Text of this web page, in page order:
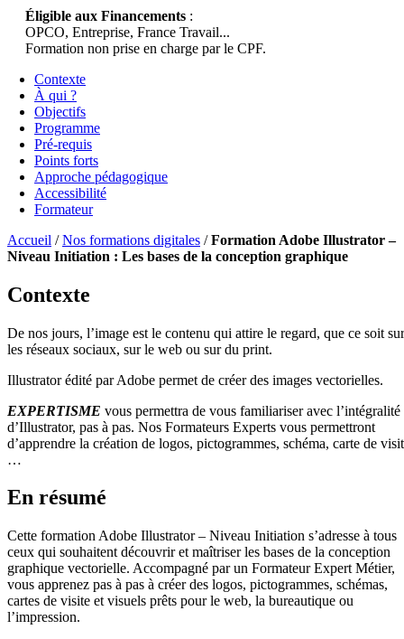
Éligible aux Financements :
OPCO, Entreprise, France Travail...
Formation non prise en charge par le CPF.
Contexte
À qui ?
Objectifs
Programme
Pré-requis
Points forts
Approche pédagogique
Accessibilité
Formateur
Accueil /Nos formations digitales /Formation Adobe Illustrator –
Niveau Initiation : Les bases de la conception graphique
Contexte
De nos jours, l’image est le contenu qui attire le regard, que ce soit sur
les réseaux sociaux, sur le web ou sur du print.
Illustrator édité par Adobe permet de créer des images vectorielles.
EXPERTISME vous permettra de vous familiariser avec l’intégralité
d’Illustrator, pas à pas. Nos Formateurs Experts vous permettront
d’apprendre la création de logos, pictogrammes, schéma, carte de
…
En résumé
Cette formation Adobe Illustrator – Niveau Initiation s’adresse à tous
ceux qui souhaitent découvrir et maîtriser les bases de la conception
graphique vectorielle. Accompagné par un Formateur Expert Métier,
vous apprenez pas à pas à créer des logos, pictogrammes, schémas,
cartes de visite et visuels prêts pour le web, la bureautique ou
l’impression.